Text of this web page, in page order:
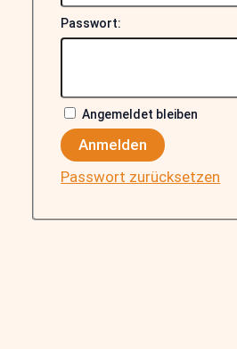
Passwort:
Angemeldet bleiben
Anmelden
Passwort zurücksetzen